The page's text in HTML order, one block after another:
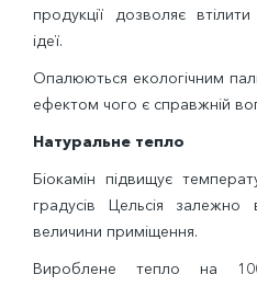
продукції дозволяє
ідеї.
Опалюються екологічним
ефектом чого є справжній
Натуральне тепло
Біокамін підвищує
градусів Цельсія
величини приміщення.
Вироблене тепло на